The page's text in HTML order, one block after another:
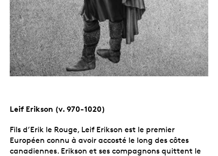
Leif Erikson (v. 970-1020)
Fils d’Erik le Rouge, Leif Erikson est le premier
Européen connu à avoir accosté le long des côtes
canadiennes. Erikson et ses compagnons quittent le